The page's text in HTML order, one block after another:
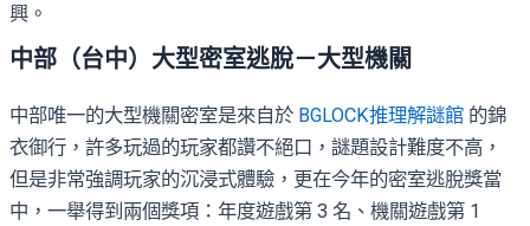
興。
中部（台中）大型密室逃脫－大型機關
中部唯一的大型機關密室是來自於 BGLOCK推理解謎館 的錦
衣御行，許多玩過的玩家都讚不絕口，謎題設計難度不高，
但是非常強調玩家的沉浸式體驗，更在今年的密室逃脫獎當
中，一舉得到兩個獎項：年度遊戲第 3 名、機關遊戲第 1